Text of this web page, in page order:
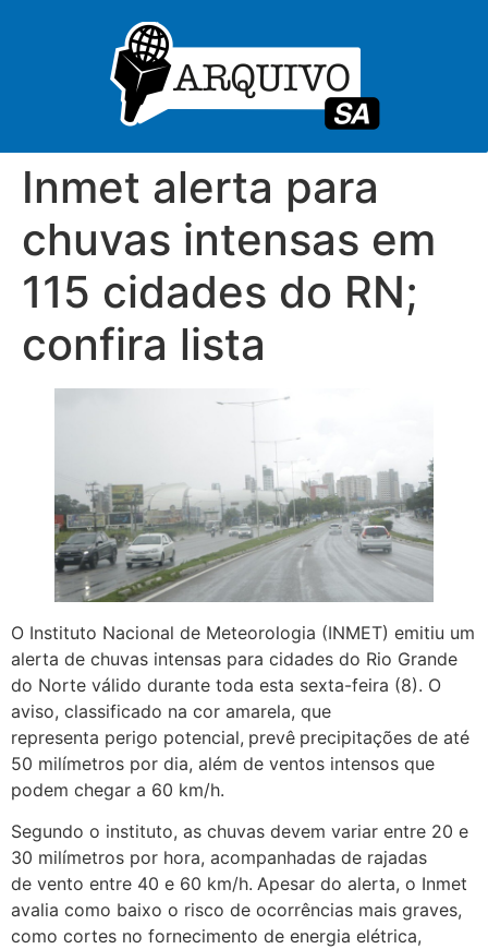
Inmet alerta para
chuvas intensas em
115 cidades do RN;
confira lista
O Instituto Nacional de Meteorologia (INMET) emitiu um
alerta de chuvas intensas para cidades do Rio Grande
do Norte válido durante toda esta sexta-feira (8). O
aviso, classificado na cor amarela, que
representa perigo potencial, prevê precipitações de até
50 milímetros por dia, além de ventos intensos que
podem chegar a 60 km/h.
Segundo o instituto, as chuvas devem variar entre 20 e
30 milímetros por hora, acompanhadas de rajadas
de vento entre 40 e 60 km/h. Apesar do alerta, o Inmet
avalia como baixo o risco de ocorrências mais graves,
como cortes no fornecimento de energia elétrica,